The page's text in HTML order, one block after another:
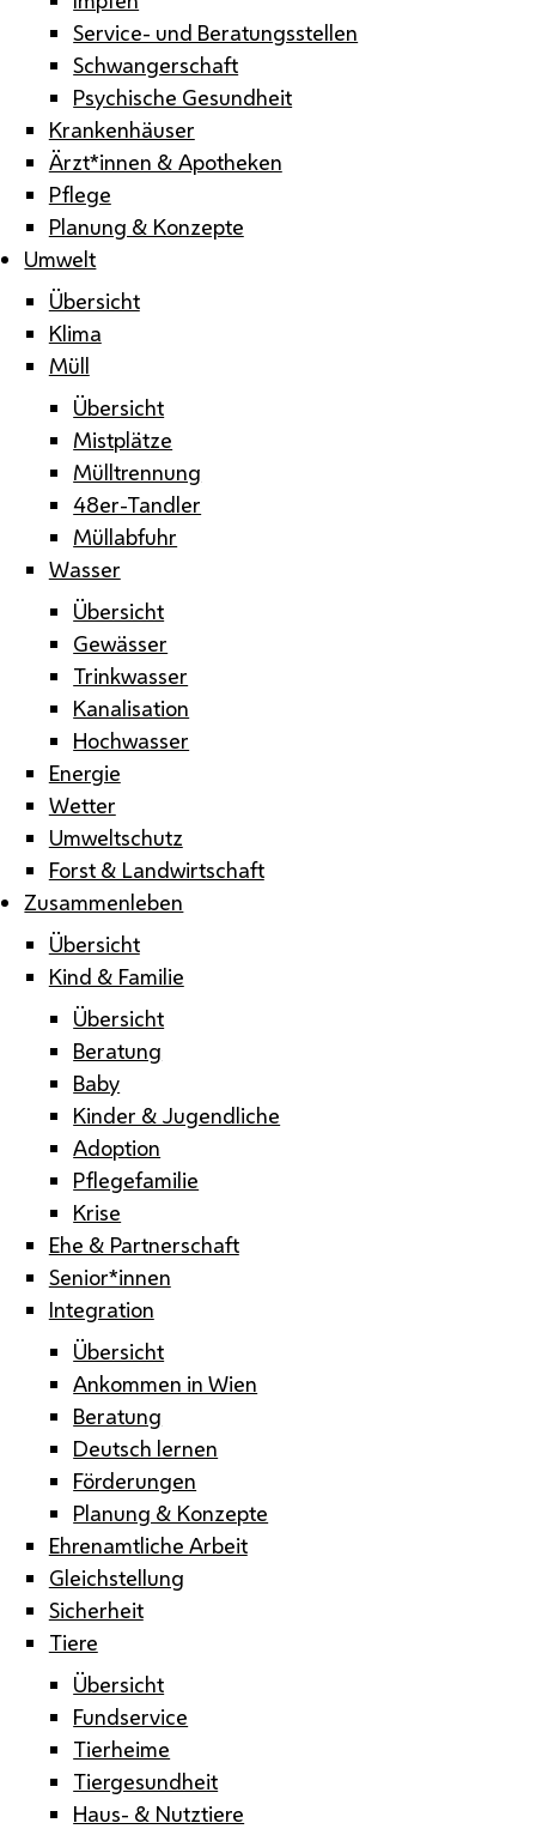
Service- und Beratungsstellen
Schwangerschaft
Psychische Gesundheit
Krankenhäuser
Ärzt*innen & Apotheken
Pflege
Planung & Konzepte
Umwelt
Übersicht
Klima
Müll
Übersicht
Mistplätze
Mülltrennung
48er-Tandler
Müllabfuhr
Wasser
Übersicht
Gewässer
Trinkwasser
Kanalisation
Hochwasser
Energie
Wetter
Umweltschutz
Forst & Landwirtschaft
Zusammenleben
Übersicht
Kind & Familie
Übersicht
Beratung
Baby
Kinder & Jugendliche
Adoption
Pflegefamilie
Krise
Ehe & Partnerschaft
Senior*innen
Integration
Übersicht
Ankommen in Wien
Beratung
Deutsch lernen
Förderungen
Planung & Konzepte
Ehrenamtliche Arbeit
Gleichstellung
Sicherheit
Tiere
Übersicht
Fundservice
Tierheime
Tiergesundheit
Haus- & Nutztiere